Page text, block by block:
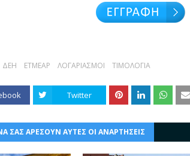
ΔΕΗ ΕΤΜΕΑΡ ΛΟΓΑΡΙΑΣΜΟΙ ΤΙΜΟΛΟΓΙΑ
Twitter
ΣΑΣ ΑΡΕΣΟΥΝ ΑΥΤΕΣ ΟΙ ΑΝΑΡΤΗΣΕΙΣ